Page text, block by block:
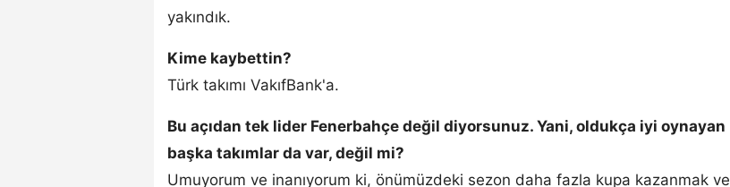
yakındık.
Kime kaybettin?
Türk takımı VakıfBank'a.
Bu açıdan tek lider Fenerbahçe değil diyorsunuz. Yani, oldukça iyi oynayan
başka takımlar da var, değil mi?
Umuyorum ve inanıyorum ki, önümüzdeki sezon daha fazla kupa kazanmak ve